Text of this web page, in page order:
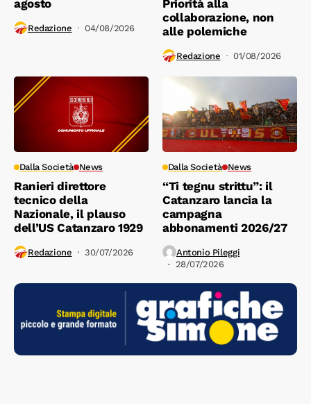
agosto
Redazione 04/08/2026
Priorità alla
collaborazione, non
alle polemiche
Redazione 01/08/2026
Dalla Società News
Ranieri direttore
tecnico della
Nazionale, il plauso
dell’US Catanzaro 1929
Redazione 30/07/2026
Dalla Società News
“Ti tegnu strittu”: il
Catanzaro lancia la
campagna
abbonamenti 2026/27
Antonio Pileggi
28/07/2026